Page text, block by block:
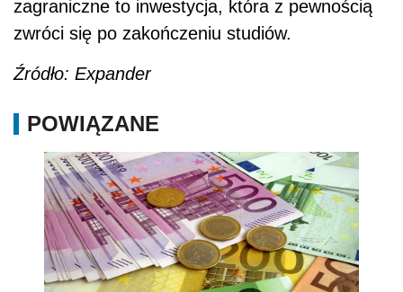
zagraniczne to inwestycja, która z pewnością
zwróci się po zakończeniu studiów.
Źródło: Expander
POWIĄZANE